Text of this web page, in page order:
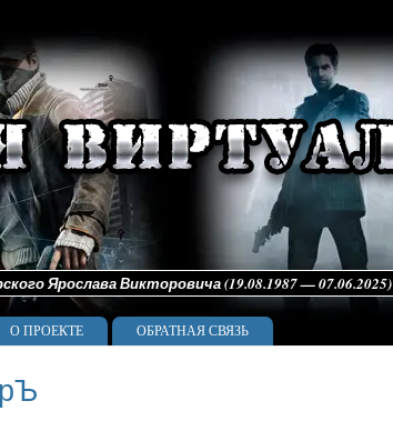
Ярослава Викторовича (19.08.1987 — 07.06.2025)
О ПРОЕКТЕ ОБРАТНАЯ СВЯЗЬ